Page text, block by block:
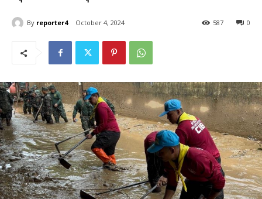
By reporter4 October 4, 2024 0
587